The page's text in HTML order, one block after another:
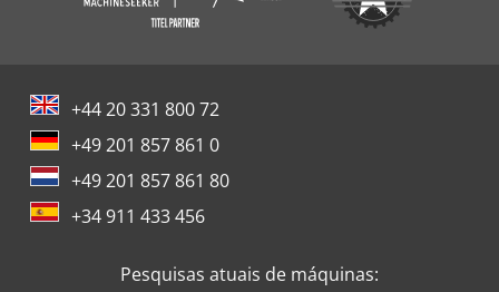
+44 20 331 800 72
+49 201 857 861 0
+49 201 857 861 80
+34 911 433 456
Pesquisas atuais de máquinas: